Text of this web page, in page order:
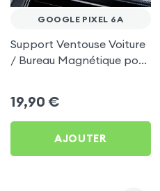
GOOGLE PIXEL 6A
Support Ventouse Voiture
/ Bureau Magnétique pour
19,90 €
AJOUTER